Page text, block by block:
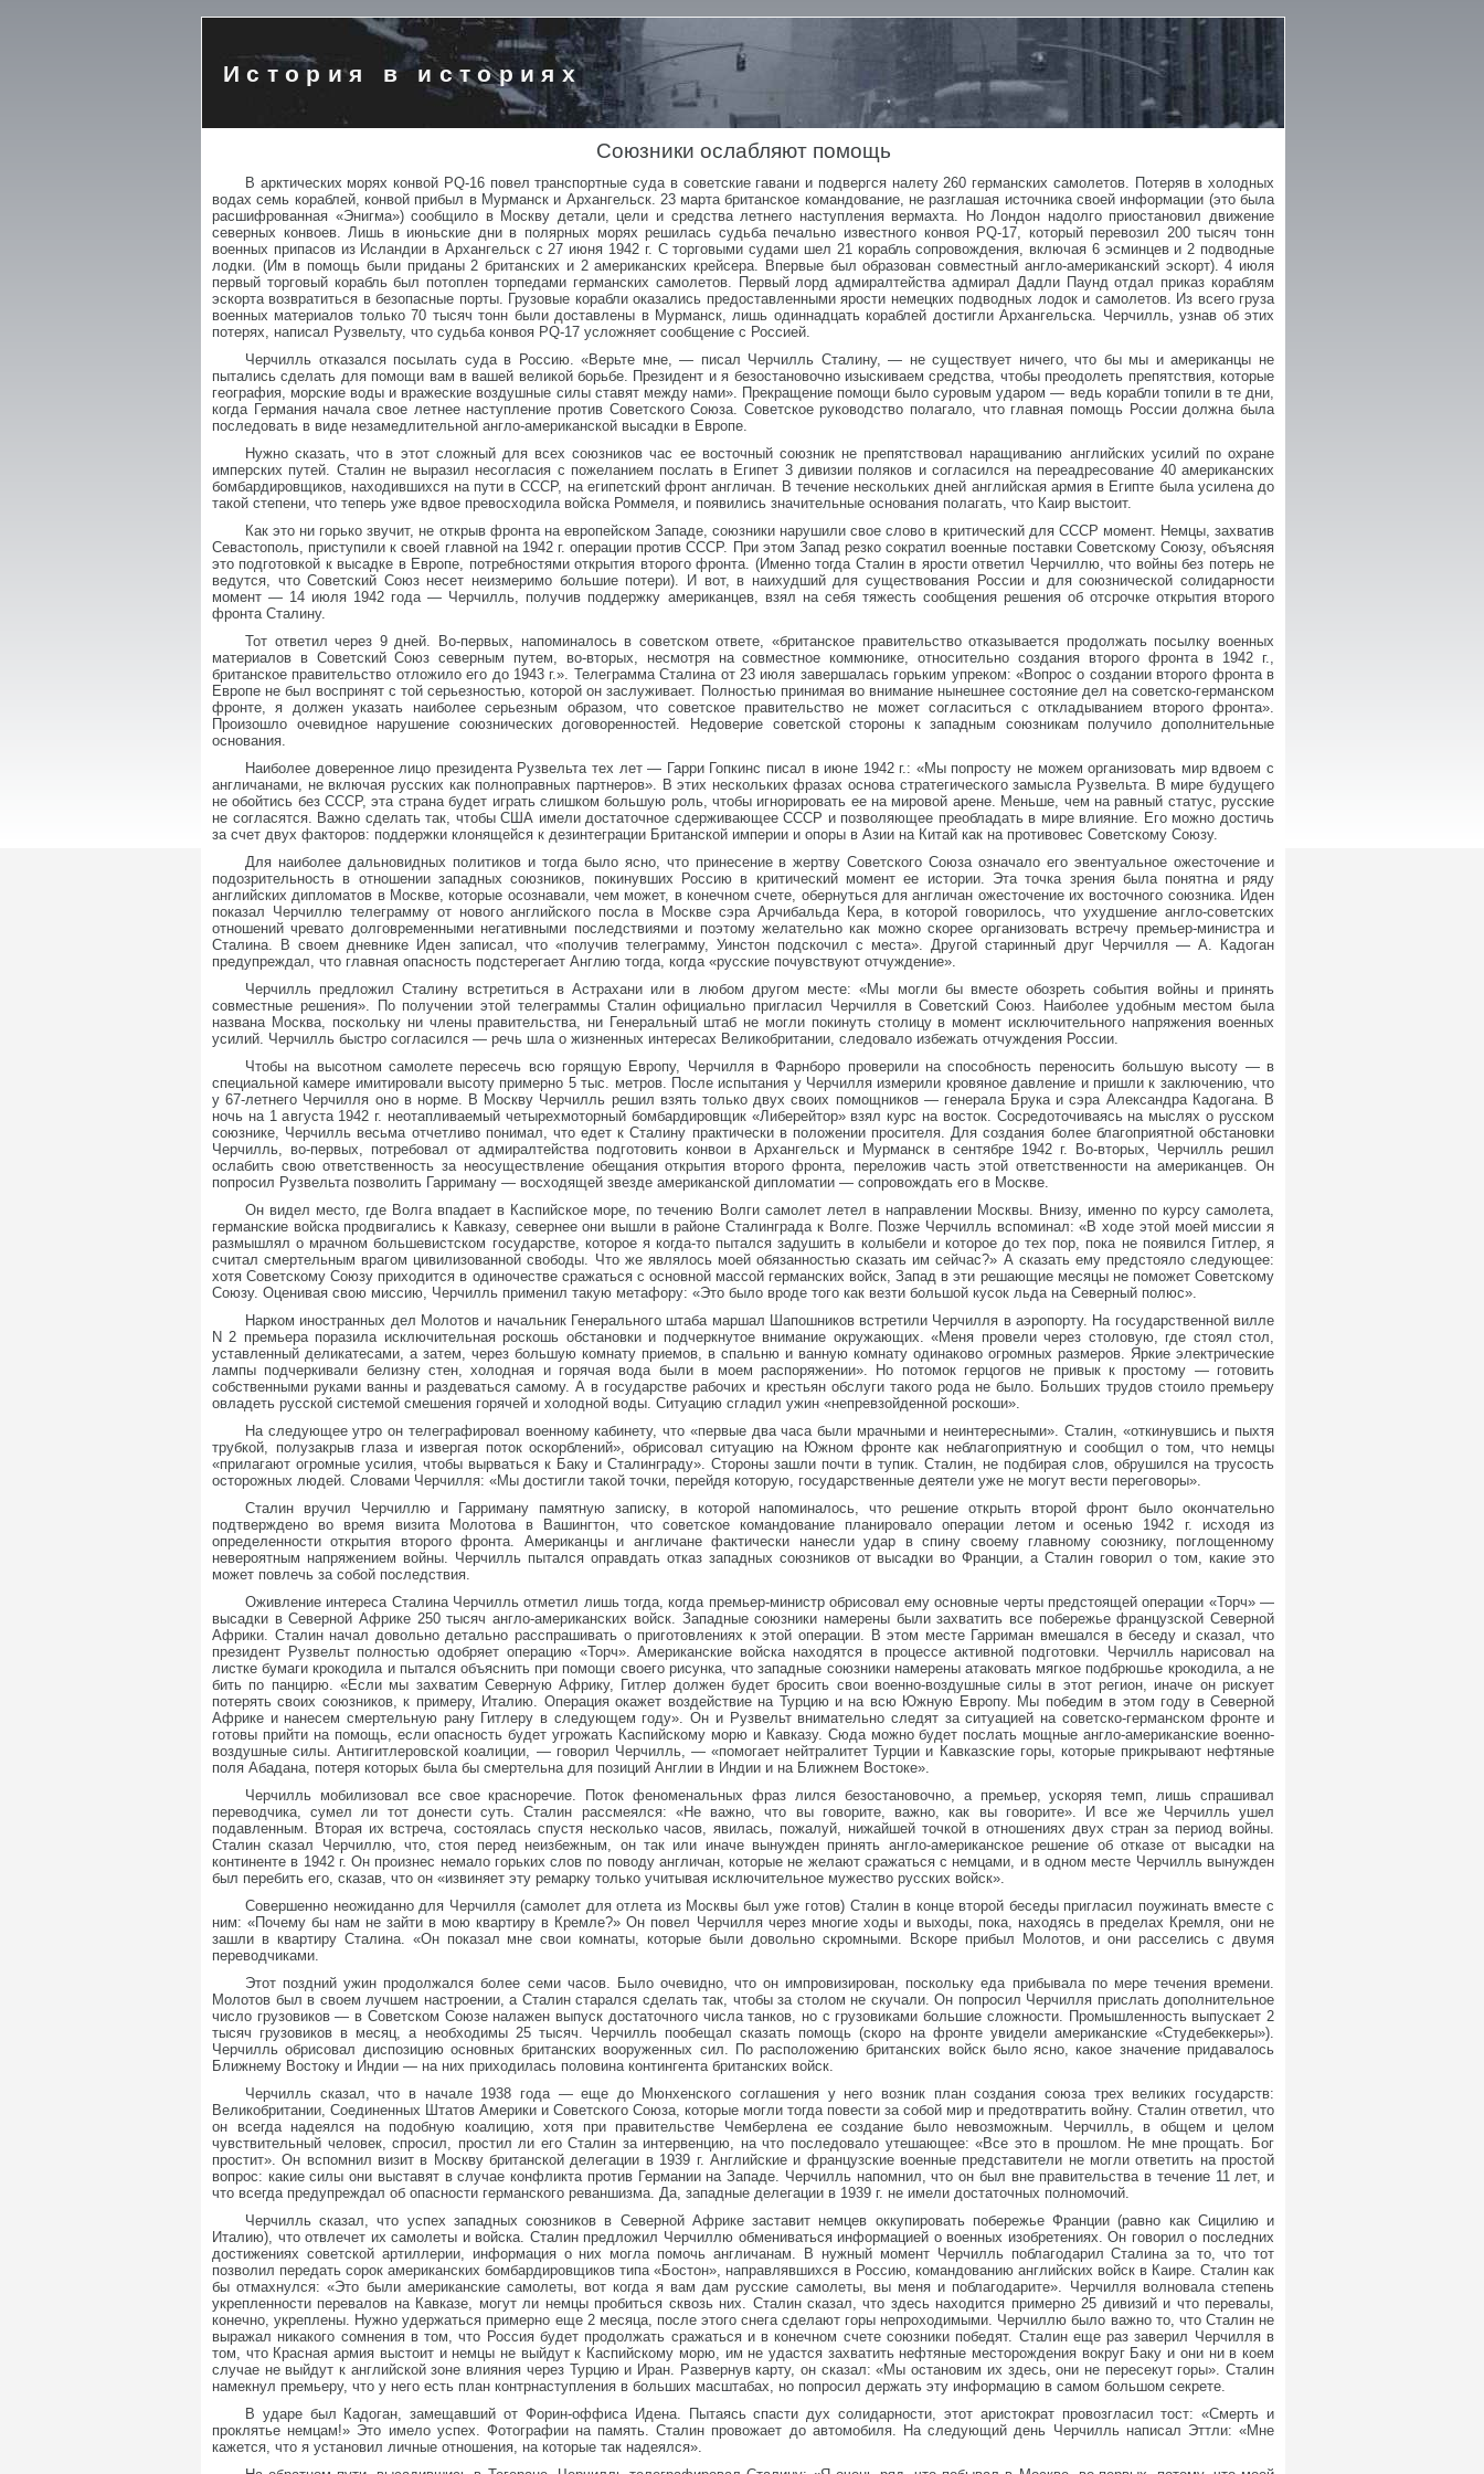
История в историях
Союзники ослабляют помощь
В арктических морях конвой PQ-16 повел транспортные суда в советские гавани и подвергся налету 260 германских самолетов. Потеряв в холодных
водах семь кораблей, конвой прибыл в Мурманск и Архангельск. 23 марта британское командование, не разглашая источника своей информации (это была
расшифрованная «Энигма») сообщило в Москву детали, цели и средства летнего наступления вермахта. Но Лондон надолго приостановил движение
северных конвоев. Лишь в июньские дни в полярных морях решилась судьба печально известного конвоя PQ-17, который перевозил 200 тысяч тонн
военных припасов из Исландии в Архангельск с 27 июня 1942 г. С торговыми судами шел 21 корабль сопровождения, включая 6 эсминцев и 2 подводные
лодки. (Им в помощь были приданы 2 британских и 2 американских крейсера. Впервые был образован совместный англо-американский эскорт). 4 июля
первый торговый корабль был потоплен торпедами германских самолетов. Первый лорд адмиралтейства адмирал Дадли Паунд отдал приказ кораблям
эскорта возвратиться в безопасные порты. Грузовые корабли оказались предоставленными ярости немецких подводных лодок и самолетов. Из всего груза
военных материалов только 70 тысяч тонн были доставлены в Мурманск, лишь одиннадцать кораблей достигли Архангельска. Черчилль, узнав об этих
потерях, написал Рузвельту, что судьба конвоя PQ-17 усложняет сообщение с Россией.
Черчилль отказался посылать суда в Россию. «Верьте мне, — писал Черчилль Сталину, — не существует ничего, что бы мы и американцы не
пытались сделать для помощи вам в вашей великой борьбе. Президент и я безостановочно изыскиваем средства, чтобы преодолеть препятствия, которые
география, морские воды и вражеские воздушные силы ставят между нами». Прекращение помощи было суровым ударом — ведь корабли топили в те дни,
когда Германия начала свое летнее наступление против Советского Союза. Советское руководство полагало, что главная помощь России должна была
последовать в виде незамедлительной англо-американской высадки в Европе.
Нужно сказать, что в этот сложный для всех союзников час ее восточный союзник не препятствовал наращиванию английских усилий по охране
имперских путей. Сталин не выразил несогласия с пожеланием послать в Египет 3 дивизии поляков и согласился на переадресование 40 американских
бомбардировщиков, находившихся на пути в СССР, на египетский фронт англичан. В течение нескольких дней английская армия в Египте была усилена до
такой степени, что теперь уже вдвое превосходила войска Роммеля, и появились значительные основания полагать, что Каир выстоит.
Как это ни горько звучит, не открыв фронта на европейском Западе, союзники нарушили свое слово в критический для СССР момент. Немцы, захватив
Севастополь, приступили к своей главной на 1942 г. операции против СССР. При этом Запад резко сократил военные поставки Советскому Союзу, объясняя
это подготовкой к высадке в Европе, потребностями открытия второго фронта. (Именно тогда Сталин в ярости ответил Черчиллю, что войны без потерь не
ведутся, что Советский Союз несет неизмеримо большие потери). И вот, в наихудший для существования России и для союзнической солидарности
момент — 14 июля 1942 года — Черчилль, получив поддержку американцев, взял на себя тяжесть сообщения решения об отсрочке открытия второго
фронта Сталину.
Тот ответил через 9 дней. Во-первых, напоминалось в советском ответе, «британское правительство отказывается продолжать посылку военных
материалов в Советский Союз северным путем, во-вторых, несмотря на совместное коммюнике, относительно создания второго фронта в 1942 г.,
британское правительство отложило его до 1943 г.». Телеграмма Сталина от 23 июля завершалась горьким упреком: «Вопрос о создании второго фронта в
Европе не был воспринят с той серьезностью, которой он заслуживает. Полностью принимая во внимание нынешнее состояние дел на советско-германском
фронте, я должен указать наиболее серьезным образом, что советское правительство не может согласиться с откладыванием второго фронта».
Произошло очевидное нарушение союзнических договоренностей. Недоверие советской стороны к западным союзникам получило дополнительные
основания.
Наиболее доверенное лицо президента Рузвельта тех лет — Гарри Гопкинс писал в июне 1942 г.: «Мы попросту не можем организовать мир вдвоем с
англичанами, не включая русских как полноправных партнеров». В этих нескольких фразах основа стратегического замысла Рузвельта. В мире будущего
не обойтись без СССР, эта страна будет играть слишком большую роль, чтобы игнорировать ее на мировой арене. Меньше, чем на равный статус, русские
не согласятся. Важно сделать так, чтобы США имели достаточное сдерживающее СССР и позволяющее преобладать в мире влияние. Его можно достичь
за счет двух факторов: поддержки клонящейся к дезинтеграции Британской империи и опоры в Азии на Китай как на противовес Советскому Союзу.
Для наиболее дальновидных политиков и тогда было ясно, что принесение в жертву Советского Союза означало его эвентуальное ожесточение и
подозрительность в отношении западных союзников, покинувших Россию в критический момент ее истории. Эта точка зрения была понятна и ряду
английских дипломатов в Москве, которые осознавали, чем может, в конечном счете, обернуться для англичан ожесточение их восточного союзника. Иден
показал Черчиллю телеграмму от нового английского посла в Москве сэра Арчибальда Кера, в которой говорилось, что ухудшение англо-советских
отношений чревато долговременными негативными последствиями и поэтому желательно как можно скорее организовать встречу премьер-министра и
Сталина. В своем дневнике Иден записал, что «получив телеграмму, Уинстон подскочил с места». Другой старинный друг Черчилля — А. Кадоган
предупреждал, что главная опасность подстерегает Англию тогда, когда «русские почувствуют отчуждение».
Черчилль предложил Сталину встретиться в Астрахани или в любом другом месте: «Мы могли бы вместе обозреть события войны и принять
совместные решения». По получении этой телеграммы Сталин официально пригласил Черчилля в Советский Союз. Наиболее удобным местом была
названа Москва, поскольку ни члены правительства, ни Генеральный штаб не могли покинуть столицу в момент исключительного напряжения военных
усилий. Черчилль быстро согласился — речь шла о жизненных интересах Великобритании, следовало избежать отчуждения России.
Чтобы на высотном самолете пересечь всю горящую Европу, Черчилля в Фарнборо проверили на способность переносить большую высоту — в
специальной камере имитировали высоту примерно 5 тыс. метров. После испытания у Черчилля измерили кровяное давление и пришли к заключению, что
у 67-летнего Черчилля оно в норме. В Москву Черчилль решил взять только двух своих помощников — генерала Брука и сэра Александра Кадогана. В
ночь на 1 августа 1942 г. неотапливаемый четырехмоторный бомбардировщик «Либерейтор» взял курс на восток. Сосредоточиваясь на мыслях о русском
союзнике, Черчилль весьма отчетливо понимал, что едет к Сталину практически в положении просителя. Для создания более благоприятной обстановки
Черчилль, во-первых, потребовал от адмиралтейства подготовить конвои в Архангельск и Мурманск в сентябре 1942 г. Во-вторых, Черчилль решил
ослабить свою ответственность за неосуществление обещания открытия второго фронта, переложив часть этой ответственности на американцев. Он
попросил Рузвельта позволить Гарриману — восходящей звезде американской дипломатии — сопровождать его в Москве.
Он видел место, где Волга впадает в Каспийское море, по течению Волги самолет летел в направлении Москвы. Внизу, именно по курсу самолета,
германские войска продвигались к Кавказу, севернее они вышли в районе Сталинграда к Волге. Позже Черчилль вспоминал: «В ходе этой моей миссии я
размышлял о мрачном большевистском государстве, которое я когда-то пытался задушить в колыбели и которое до тех пор, пока не появился Гитлер, я
считал смертельным врагом цивилизованной свободы. Что же являлось моей обязанностью сказать им сейчас?» А сказать ему предстояло следующее:
хотя Советскому Союзу приходится в одиночестве сражаться с основной массой германских войск, Запад в эти решающие месяцы не поможет Советскому
Союзу. Оценивая свою миссию, Черчилль применил такую метафору: «Это было вроде того как везти большой кусок льда на Северный полюс».
Нарком иностранных дел Молотов и начальник Генерального штаба маршал Шапошников встретили Черчилля в аэропорту. На государственной вилле
N 2 премьера поразила исключительная роскошь обстановки и подчеркнутое внимание окружающих. «Меня провели через столовую, где стоял стол,
уставленный деликатесами, а затем, через большую комнату приемов, в спальню и ванную комнату одинаково огромных размеров. Яркие электрические
лампы подчеркивали белизну стен, холодная и горячая вода были в моем распоряжении». Но потомок герцогов не привык к простому — готовить
собственными руками ванны и раздеваться самому. А в государстве рабочих и крестьян обслуги такого рода не было. Больших трудов стоило премьеру
овладеть русской системой смешения горячей и холодной воды. Ситуацию сгладил ужин «непревзойденной роскоши».
На следующее утро он телеграфировал военному кабинету, что «первые два часа были мрачными и неинтересными». Сталин, «откинувшись и пыхтя
трубкой, полузакрыв глаза и извергая поток оскорблений», обрисовал ситуацию на Южном фронте как неблагоприятную и сообщил о том, что немцы
«прилагают огромные усилия, чтобы вырваться к Баку и Сталинграду». Стороны зашли почти в тупик. Сталин, не подбирая слов, обрушился на трусость
осторожных людей. Словами Черчилля: «Мы достигли такой точки, перейдя которую, государственные деятели уже не могут вести переговоры».
Сталин вручил Черчиллю и Гарриману памятную записку, в которой напоминалось, что решение открыть второй фронт было окончательно
подтверждено во время визита Молотова в Вашингтон, что советское командование планировало операции летом и осенью 1942 г. исходя из
определенности открытия второго фронта. Американцы и англичане фактически нанесли удар в спину своему главному союзнику, поглощенному
невероятным напряжением войны. Черчилль пытался оправдать отказ западных союзников от высадки во Франции, а Сталин говорил о том, какие это
может повлечь за собой последствия.
Оживление интереса Сталина Черчилль отметил лишь тогда, когда премьер-министр обрисовал ему основные черты предстоящей операции «Торч» —
высадки в Северной Африке 250 тысяч англо-американских войск. Западные союзники намерены были захватить все побережье французской Северной
Африки. Сталин начал довольно детально расспрашивать о приготовлениях к этой операции. В этом месте Гарриман вмешался в беседу и сказал, что
президент Рузвельт полностью одобряет операцию «Торч». Американские войска находятся в процессе активной подготовки. Черчилль нарисовал на
листке бумаги крокодила и пытался объяснить при помощи своего рисунка, что западные союзники намерены атаковать мягкое подбрюшье крокодила, а не
бить по панцирю. «Если мы захватим Северную Африку, Гитлер должен будет бросить свои военно-воздушные силы в этот регион, иначе он рискует
потерять своих союзников, к примеру, Италию. Операция окажет воздействие на Турцию и на всю Южную Европу. Мы победим в этом году в Северной
Африке и нанесем смертельную рану Гитлеру в следующем году». Он и Рузвельт внимательно следят за ситуацией на советско-германском фронте и
готовы прийти на помощь, если опасность будет угрожать Каспийскому морю и Кавказу. Сюда можно будет послать мощные англо-американские военно-
воздушные силы. Антигитлеровской коалиции, — говорил Черчилль, — «помогает нейтралитет Турции и Кавказские горы, которые прикрывают нефтяные
поля Абадана, потеря которых была бы смертельна для позиций Англии в Индии и на Ближнем Востоке».
Черчилль мобилизовал все свое красноречие. Поток феноменальных фраз лился безостановочно, а премьер, ускоряя темп, лишь спрашивал
переводчика, сумел ли тот донести суть. Сталин рассмеялся: «Не важно, что вы говорите, важно, как вы говорите». И все же Черчилль ушел
подавленным. Вторая их встреча, состоялась спустя несколько часов, явилась, пожалуй, нижайшей точкой в отношениях двух стран за период войны.
Сталин сказал Черчиллю, что, стоя перед неизбежным, он так или иначе вынужден принять англо-американское решение об отказе от высадки на
континенте в 1942 г. Он произнес немало горьких слов по поводу англичан, которые не желают сражаться с немцами, и в одном месте Черчилль вынужден
был перебить его, сказав, что он «извиняет эту ремарку только учитывая исключительное мужество русских войск».
Совершенно неожиданно для Черчилля (самолет для отлета из Москвы был уже готов) Сталин в конце второй беседы пригласил поужинать вместе с
ним: «Почему бы нам не зайти в мою квартиру в Кремле?» Он повел Черчилля через многие ходы и выходы, пока, находясь в пределах Кремля, они не
зашли в квартиру Сталина. «Он показал мне свои комнаты, которые были довольно скромными. Вскоре прибыл Молотов, и они расселись с двумя
переводчиками.
Этот поздний ужин продолжался более семи часов. Было очевидно, что он импровизирован, поскольку еда прибывала по мере течения времени.
Молотов был в своем лучшем настроении, а Сталин старался сделать так, чтобы за столом не скучали. Он попросил Черчилля прислать дополнительное
число грузовиков — в Советском Союзе налажен выпуск достаточного числа танков, но с грузовиками большие сложности. Промышленность выпускает 2
тысяч грузовиков в месяц, а необходимы 25 тысяч. Черчилль пообещал сказать помощь (скоро на фронте увидели американские «Студебеккеры»).
Черчилль обрисовал диспозицию основных британских вооруженных сил. По расположению британских войск было ясно, какое значение придавалось
Ближнему Востоку и Индии — на них приходилась половина контингента британских войск.
Черчилль сказал, что в начале 1938 года — еще до Мюнхенского соглашения у него возник план создания союза трех великих государств:
Великобритании, Соединенных Штатов Америки и Советского Союза, которые могли тогда повести за собой мир и предотвратить войну. Сталин ответил, что
он всегда надеялся на подобную коалицию, хотя при правительстве Чемберлена ее создание было невозможным. Черчилль, в общем и целом
чувствительный человек, спросил, простил ли его Сталин за интервенцию, на что последовало утешающее: «Все это в прошлом. Не мне прощать. Бог
простит». Он вспомнил визит в Москву британской делегации в 1939 г. Английские и французские военные представители не могли ответить на простой
вопрос: какие силы они выставят в случае конфликта против Германии на Западе. Черчилль напомнил, что он был вне правительства в течение 11 лет, и
что всегда предупреждал об опасности германского реваншизма. Да, западные делегации в 1939 г. не имели достаточных полномочий.
Черчилль сказал, что успех западных союзников в Северной Африке заставит немцев оккупировать побережье Франции (равно как Сицилию и
Италию), что отвлечет их самолеты и войска. Сталин предложил Черчиллю обмениваться информацией о военных изобретениях. Он говорил о последних
достижениях советской артиллерии, информация о них могла помочь англичанам. В нужный момент Черчилль поблагодарил Сталина за то, что тот
позволил передать сорок американских бомбардировщиков типа «Бостон», направлявшихся в Россию, командованию английских войск в Каире. Сталин как
бы отмахнулся: «Это были американские самолеты, вот когда я вам дам русские самолеты, вы меня и поблагодарите». Черчилля волновала степень
укрепленности перевалов на Кавказе, могут ли немцы пробиться сквозь них. Сталин сказал, что здесь находится примерно 25 дивизий и что перевалы,
конечно, укреплены. Нужно удержаться примерно еще 2 месяца, после этого снега сделают горы непроходимыми. Черчиллю было важно то, что Сталин не
выражал никакого сомнения в том, что Россия будет продолжать сражаться и в конечном счете союзники победят. Сталин еще раз заверил Черчилля в
том, что Красная армия выстоит и немцы не выйдут к Каспийскому морю, им не удастся захватить нефтяные месторождения вокруг Баку и они ни в коем
случае не выйдут к английской зоне влияния через Турцию и Иран. Развернув карту, он сказал: «Мы остановим их здесь, они не пересекут горы». Сталин
намекнул премьеру, что у него есть план контрнаступления в больших масштабах, но попросил держать эту информацию в самом большом секрете.
В ударе был Кадоган, замещавший от Форин-оффиса Идена. Пытаясь спасти дух солидарности, этот аристократ провозгласил тост: «Смерть и
проклятье немцам!» Это имело успех. Фотографии на память. Сталин провожает до автомобиля. На следующий день Черчилль написал Эттли: «Мне
кажется, что я установил личные отношения, на которые так надеялся».